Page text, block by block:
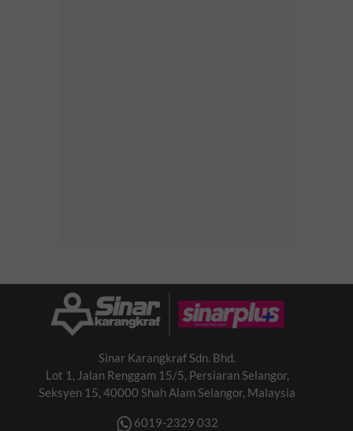
Sinar Karangkraf Sdn. Bhd.
Lot 1, Jalan Renggam 15/5, Persiaran Selangor,
Seksyen 15, 40000 Shah Alam Selangor, Malaysia
6019-2329 032